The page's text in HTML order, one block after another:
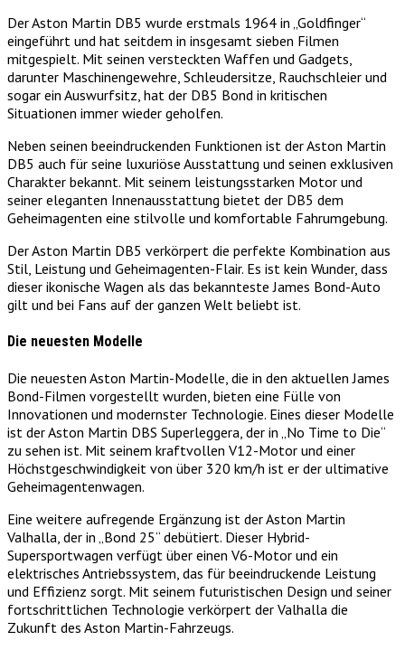
Der Aston Martin DB5 wurde erstmals 1964 in „Goldfinger“
eingeführt und hat seitdem in insgesamt sieben Filmen
mitgespielt. Mit seinen versteckten Waffen und Gadgets,
darunter Maschinengewehre, Schleudersitze, Rauchschleier und
sogar ein Auswurfsitz, hat der DB5 Bond in kritischen
Situationen immer wieder geholfen.
Neben seinen beeindruckenden Funktionen ist der Aston Martin
DB5 auch für seine luxuriöse Ausstattung und seinen exklusiven
Charakter bekannt. Mit seinem leistungsstarken Motor und
seiner eleganten Innenausstattung bietet der DB5 dem
Geheimagenten eine stilvolle und komfortable Fahrumgebung.
Der Aston Martin DB5 verkörpert die perfekte Kombination aus
Stil, Leistung und Geheimagenten-Flair. Es ist kein Wunder, dass
dieser ikonische Wagen als das bekannteste James Bond-Auto
gilt und bei Fans auf der ganzen Welt beliebt ist.
Die neuesten Modelle
Die neuesten Aston Martin-Modelle, die in den aktuellen James
Bond-Filmen vorgestellt wurden, bieten eine Fülle von
Innovationen und modernster Technologie. Eines dieser Modelle
ist der Aston Martin DBS Superleggera, der in „No Time to Die“
zu sehen ist. Mit seinem kraftvollen V12-Motor und einer
Höchstgeschwindigkeit von über 320 km/h ist er der ultimative
Geheimagentenwagen.
Eine weitere aufregende Ergänzung ist der Aston Martin
Valhalla, der in „Bond 25“ debütiert. Dieser Hybrid-
Supersportwagen verfügt über einen V6-Motor und ein
elektrisches Antriebssystem, das für beeindruckende Leistung
und Effizienz sorgt. Mit seinem futuristischen Design und seiner
fortschrittlichen Technologie verkörpert der Valhalla die
Zukunft des Aston Martin-Fahrzeugs.